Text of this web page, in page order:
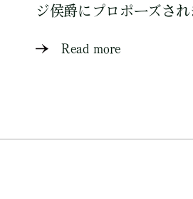
ジ侯爵にプロポーズされ
Read more